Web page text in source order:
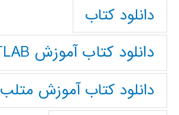
دانلود کتاب
دانلود کتاب آموزش MATLAB
دانلود کتاب آموزش متلب